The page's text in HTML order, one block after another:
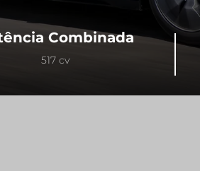
Combinada
517 cv